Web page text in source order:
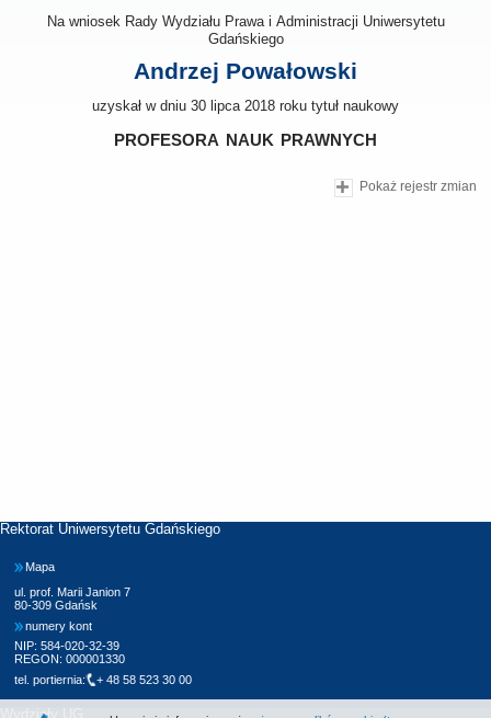
Na wniosek Rady Wydziału Prawa i Administracji Uniwersytetu
Gdańskiego
Andrzej Powałowski
uzyskał w dniu 30 lipca 2018 roku tytuł naukowy
profesora nauk prawnych
Pokaż rejestr zmian
Rektorat Uniwersytetu Gdańskiego
Mapa
ul. prof. Marii Janion 7
80-309 Gdańsk
numery kont
NIP: 584-020-32-39
REGON: 000001330
tel. portiernia:
+ 48 58 523 30 00
Wydziały UG